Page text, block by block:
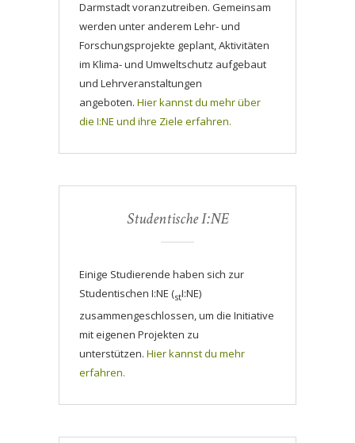
Darmstadt voranzutreiben. Gemeinsam
werden unter anderem Lehr- und
Forschungsprojekte geplant, Aktivitäten
im Klima- und Umweltschutz aufgebaut
und Lehrveranstaltungen
angeboten. Hier kannst du mehr über
die I:NE und ihre Ziele erfahren.
Studentische I:NE
Einige Studierende haben sich zur
Studentischen I:NE (stI:NE)
zusammengeschlossen, um die Initiative
mit eigenen Projekten zu
unterstützen. Hier kannst du mehr
erfahren.